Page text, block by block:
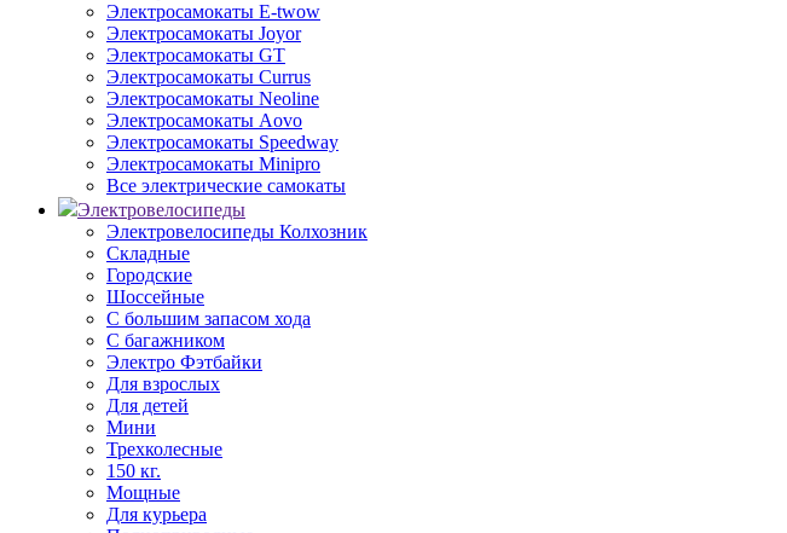
Электросамокаты E-twow
Электросамокаты Joyor
Электросамокаты GT
Электросамокаты Currus
Электросамокаты Neoline
Электросамокаты Aovo
Электросамокаты Speedway
Электросамокаты Minipro
Все электрические самокаты
Электровелосипеды
Электровелосипеды Колхозник
Складные
Городские
Шоссейные
С большим запасом хода
С багажником
Электро Фэтбайки
Для взрослых
Для детей
Мини
Трехколесные
150 кг.
Мощные
Для курьера